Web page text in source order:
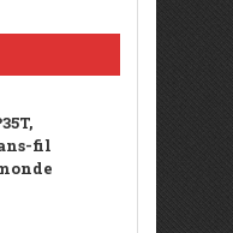
fil